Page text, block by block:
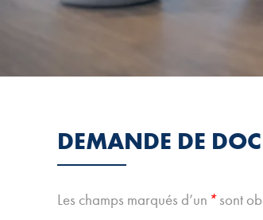
DEMANDE DE
Les champs marqués d’un *sont